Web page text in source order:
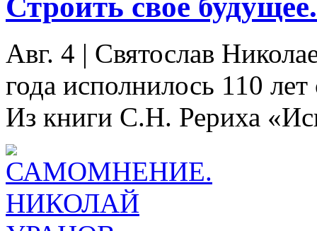
Авг. 4 | Святослав
года исполнилось 110
Из книги С.Н. Рериха